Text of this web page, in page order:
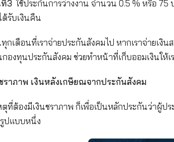
เงินชราภาพ ประกันสังคม คืออะไร
เงินชราภาพประกันสังคม คือ เงินยามเก
ส่วนที่1 สมทบกองทุนดูแลเรื่อง เจ็บป่วย
ส่วนที่2เก็บเป็นเงินออมกรณีสงเคราะห์